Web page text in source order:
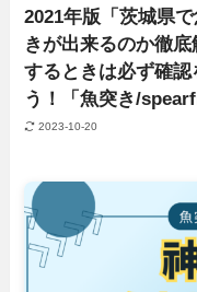
2021年版「茨城県
きが出来るのか徹
するときは必ず確
う！「魚突き/
2023-10-20